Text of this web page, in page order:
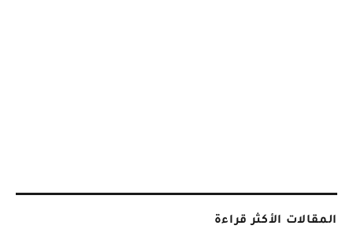
المقالات الأكثر قراءة